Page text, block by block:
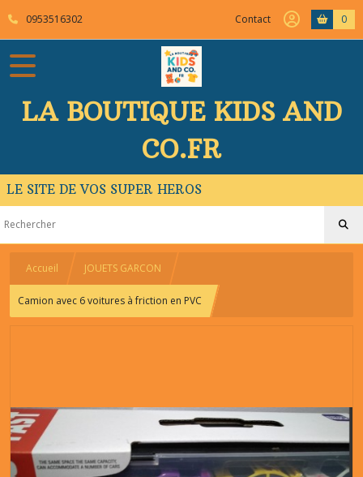
0953516302 Contact 0
LA BOUTIQUE KIDS AND
CO.FR
LE SITE DE VOS SUPER HEROS
Accueil JOUETS GARCON
Camion avec 6 voitures à friction en PVC